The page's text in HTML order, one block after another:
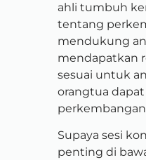
ahli tumbuh
tentang
mendukung
mendapatkan
sesuai untuk
orangtua
Supaya sesi
penting di